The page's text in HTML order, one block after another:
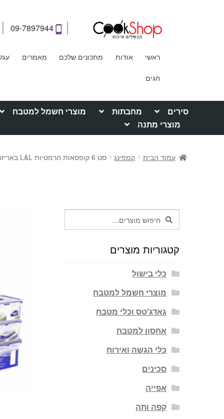
09-7897944
ראשי אודות מתכונים שלכם מאמרים
חגים
סירים מחבתות מוצרי חשמל למטבח
מוצרי מתנה
עמוד הבית קמפינג סט 6 קופסאות הרמטיות L&L באריזת מתנה
חיפוש
עבור:
חיפוש
קטגוריות מוצרים
כלי בישול
מוצרי חשמל למטבח
גאדג'טס וכלי מטבח
אחסון למטבח
כלי הגשה ואירוח
סכינים
אפייה
קפה ותה